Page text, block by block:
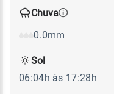
Chuva
0.0mm
Sol
06:04h às 17:28h